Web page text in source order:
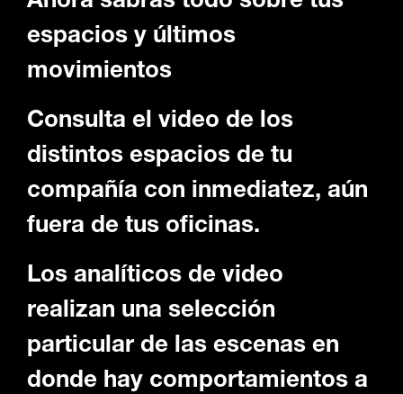
espacios y últimos
movimientos
Consulta el video de los
distintos espacios de tu
compañía con inmediatez, aún
fuera de tus oficinas.
Los analíticos de video
realizan una selección
particular de las escenas en
donde hay comportamientos a